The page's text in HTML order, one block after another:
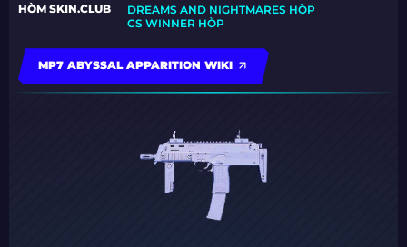
HÒM SKIN.CLUB
DREAMS AND NIGHTMARES HÒP
CS WINNER HÒP
MP7 ABYSSAL APPARITION WIKI